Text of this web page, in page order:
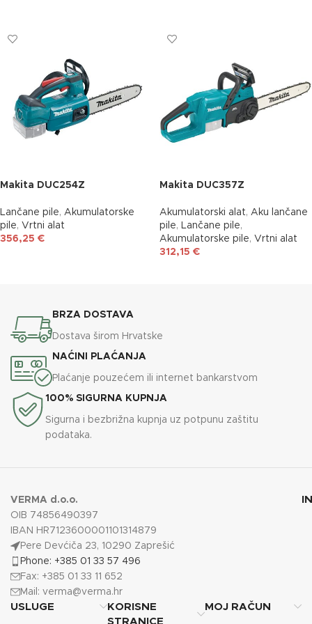
Makita DUC254Z
Lančane pile, Akumulatorske
pile, Vrtni alat
356,25 €
Makita DUC357Z
Akumulatorski alat, Aku lančane
pile, Lančane pile,
Akumulatorske pile, Vrtni alat
312,15 €
BRZA DOSTAVA
Dostava širom Hrvatske
NAĆINI PLAĆANJA
Plaćanje pouzećem ili internet bankarstvom
100% SIGURNA KUPNJA
Sigurna i bezbrižna kupnja uz potpunu zaštitu
podataka.
VERMA d.o.o.
OIB 74856490397
IBAN HR7123600001101314879
Pere Devćiča 23, 10290 Zaprešić
Phone: +385 01 33 57 496
Fax: +385 01 33 11 652
Mail: verma@verma.hr
USLUGE
KORISNE
STRANICE
MOJ RAČUN